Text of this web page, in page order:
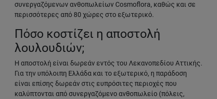
συνεργαζόμενων ανθοπωλείων Cosmoflora, καθώς και σε
περισσότερες από 80 χώρες στο εξωτερικό.
Πόσο κοστίζει η αποστολή
λουλουδιών;
Η αποστολή είναι δωρεάν εντός του Λεκανοπεδίου Αττικής.
Για την υπόλοιπη Ελλάδα και το εξωτερικό, η παράδοση
είναι επίσης δωρεάν στις ευπρόσιτες περιοχές που
καλύπτονται από συνεργαζόμενο ανθοπωλείο (πόλεις,